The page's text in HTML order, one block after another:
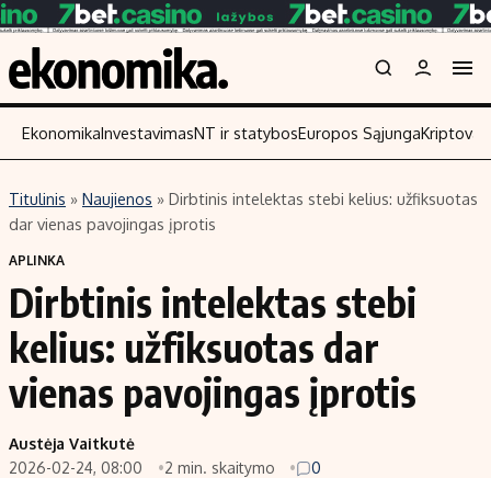
Turinys
Naujienos
Aplinka
Verslas
Energetika
Ekonomika
NT ir statybos
Įmonės
Žemės ūkis
Technologijos
Laisvalaikis
EkonomikaInvestavimasNT ir statybosEuropos Sąjunga
Titulinis » Naujienos » Dirbtinis intelektas stebi kelius: užfiksuotas
dar vienas pavojingas įprotis
APLINKA
Dirbtinis intelektas stebi
kelius: užfiksuotas dar
vienas pavojingas įprotis
Austėja Vaitkutė
2026-02-24, 08:00
2 min. skaitymo 0